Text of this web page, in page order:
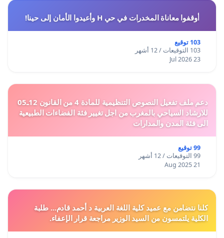
أوقفوا معاناة المخدرات في حي H وأعيدوا الأمان إلى حينا!
103 توقيع
103 التوقيعات / 12 أشهر
23 Jul 2026
دعم ملف تفعيل النصوص التنظيمية للمادة 4 من القانون 12ـ05
للارشاد السياحي بالمغرب من اجل تغيير فئة الفضاءات الطبيعية
الى فئة المدن والمدارات
99 توقيع
99 التوقيعات / 12 أشهر
21 Aug 2025
كلنا نتضامن مع عميد كلية اللغة العربية د أحمد قادم... طلبة
الكلية يلتمسون من السيد الوزير مراجعة قرار الإعفاء.